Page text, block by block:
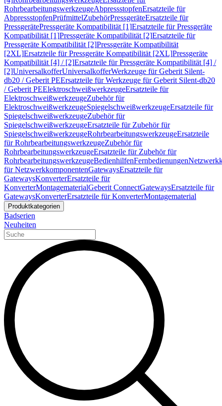
RohrbearbeitungswerkzeugeAbpressstopfenErsatzteile für
AbpressstopfenPrüfmittelZubehörPressgeräteErsatzteile für
PressgerätePressgeräte Kompatibilität [1]Ersatzteile für Pressgeräte
Kompatibilität [1]Pressgeräte Kompatibilität [2]Ersatzteile für
Pressgeräte Kompatibilität [2]Pressgeräte Kompatibilität
[2XL]Ersatzteile für Pressgeräte Kompatibilität [2XL]Pressgeräte
Kompatibilität [4] / [2]Ersatzteile für Pressgeräte Kompatibilität [4] /
[2]UniversalkofferUniversalkofferWerkzeuge für Geberit Silent-
db20 / Geberit PEErsatzteile für Werkzeuge für Geberit Silent-db20
/ Geberit PEElektroschweißwerkzeugeErsatzteile für
ElektroschweißwerkzeugeZubehör für
ElektroschweißwerkzeugeSpiegelschweißwerkzeugeErsatzteile für
SpiegelschweißwerkzeugeZubehör für
SpiegelschweißwerkzeugeErsatzteile für Zubehör für
SpiegelschweißwerkzeugeRohrbearbeitungswerkzeugeErsatzteile
für RohrbearbeitungswerkzeugeZubehör für
RohrbearbeitungswerkzeugeErsatzteile für Zubehör für
RohrbearbeitungswerkzeugeBedienhilfenFernbedienungen
für NetzwerkkomponentenGatewaysErsatzteile für
GatewaysKonverterErsatzteile für
KonverterMontagematerialGeberit ConnectGatewaysErsatzteile für
GatewaysKonverterErsatzteile für KonverterMontagematerial
Produktkategorien
Badserien
Neuheiten